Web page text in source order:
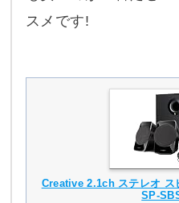
スメです!
Creative 2.1ch ステレオ ス
SP-